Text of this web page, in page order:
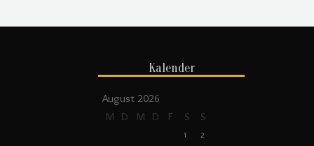
Kalender
August 2026
M
D M D F S S
1
2